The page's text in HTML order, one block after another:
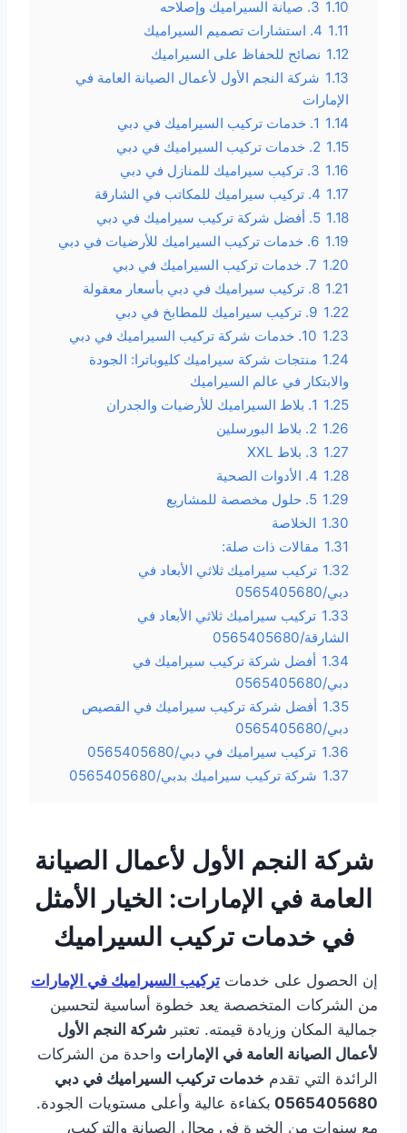
1.10 3. صيانة السيراميك وإصلاحه
1.11 4. استشارات تصميم السيراميك
1.12 نصائح للحفاظ على السيراميك
1.13 شركة النجم الأول لأعمال الصيانة العامة في
الإمارات
1.14 1. خدمات تركيب السيراميك في دبي
1.15 2. خدمات تركيب السيراميك في دبي
1.16 3. تركيب سيراميك للمنازل في دبي
1.17 4. تركيب سيراميك للمكاتب في الشارقة
1.18 5. أفضل شركة تركيب سيراميك في دبي
1.19 6. خدمات تركيب السيراميك للأرضيات في دبي
1.20 7. خدمات تركيب السيراميك في دبي
1.21 8. تركيب سيراميك في دبي بأسعار معقولة
1.22 9. تركيب سيراميك للمطابخ في دبي
1.23 10. خدمات شركة تركيب السيراميك في دبي
1.24 منتجات شركة سيراميك كليوباترا: الجودة
والابتكار في عالم السيراميك
1.25 1. بلاط السيراميك للأرضيات والجدران
1.26 2. بلاط البورسلين
1.27 3. بلاط XXL
1.28 4. الأدوات الصحية
1.29 5. حلول مخصصة للمشاريع
1.30 الخلاصة
1.31 مقالات ذات صلة:
1.32 تركيب سيراميك ثلاثي الأبعاد في
دبي/0565405680
1.33 تركيب سيراميك ثلاثي الأبعاد في
الشارقة/0565405680
1.34 أفضل شركة تركيب سيراميك في
دبي/0565405680
1.35 أفضل شركة تركيب سيراميك في القصيص
دبي/0565405680
1.36 تركيب سيراميك في دبي/0565405680
1.37 شركة تركيب سيراميك بدبي/0565405680
شركة النجم الأول لأعمال الصيانة
العامة في الإمارات: الخيار الأمثل
في خدمات تركيب السيراميك
إن الحصول على خدمات تركيب السيراميك في الإمارات
من الشركات المتخصصة يعد خطوة أساسية لتحسين
جمالية المكان وزيادة قيمته. تعتبر شركة النجم الأول
لأعمال الصيانة العامة في الإمارات واحدة من الشركات
الرائدة التي تقدم خدمات تركيب السيراميك في دبي
0565405680 بكفاءة عالية وأعلى مستويات الجودة.
مع سنوات من الخبرة في مجال الصيانة والتركيب،